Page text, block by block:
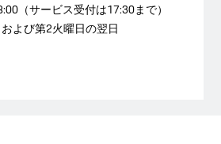
（サービス受付は17:30まで）
よび第2火曜日の翌日